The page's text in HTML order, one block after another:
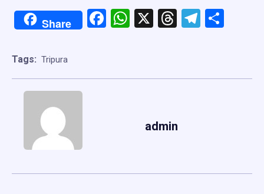
Share Facebook
WhatsApp
X Threads
Tags: Tripura
admin